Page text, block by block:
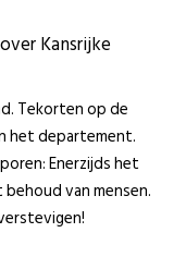
Kansrijke
Tekorten op de
het departement.
Enerzijds het
van mensen.